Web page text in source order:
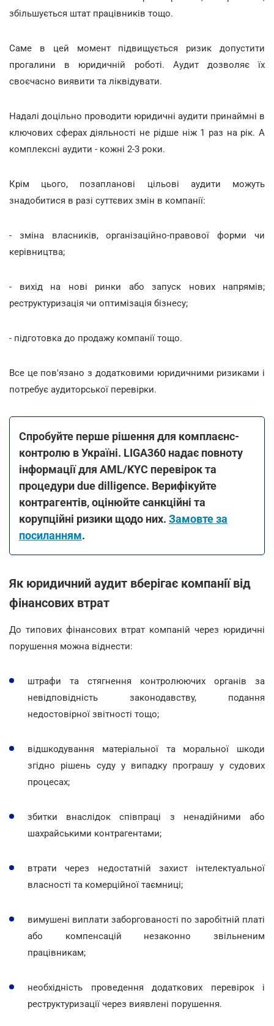
збільшується штат працівників тощо.
Саме в цей момент підвищується ризик допустити
прогалини в юридичній роботі. Аудит дозволяє їх
своєчасно виявити та ліквідувати.
Надалі доцільно проводити юридичні аудити принаймні в
ключових сферах діяльності не рідше ніж 1 раз на рік. А
комплексні аудити - кожні 2-3 роки.
Крім цього, позапланові цільові аудити можуть
знадобитися в разі суттєвих змін в компанії:
- зміна власників, організаційно-правової форми чи
керівництва;
- вихід на нові ринки або запуск нових напрямів;
реструктуризація чи оптимізація бізнесу;
- підготовка до продажу компанії тощо.
Все це пов'язано з додатковими юридичними ризиками і
потребує аудиторської перевірки.
Спробуйте перше рішення для комплаєнс-
контролю в Україні. LIGA360 надає повноту
інформації для AML/KYC перевірок та
процедури due dilligence. Верифікуйте
контрагентів, оцінюйте санкційні та
корупційні ризики щодо них. Замовте за
посиланням.
Як юридичний аудит вберігає компанії від
фінансових втрат
До типових фінансових втрат компаній через юридичні
порушення можна віднести:
штрафи та стягнення контролюючих органів за
невідповідність законодавству, подання
недостовірної звітності тощо;
відшкодування матеріальної та моральної шкоди
згідно рішень суду у випадку програшу у судових
процесах;
збитки внаслідок співпраці з ненадійними або
шахрайськими контрагентами;
втрати через недостатній захист інтелектуальної
власності та комерційної таємниці;
вимушені виплати заборгованості по заробітній платі
або компенсацій незаконно звільненим
працівникам;
необхідність проведення додаткових перевірок і
реструктуризації через виявлені порушення.